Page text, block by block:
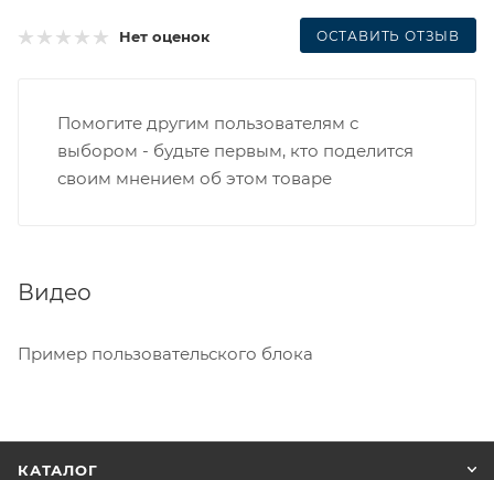
Нет оценок ОСТАВИТЬ ОТЗЫВ
Помогите другим пользователям с
выбором - будьте первым, кто поделится
своим мнением об этом товаре
Видео
Пример пользовательского блока
КАТАЛОГ